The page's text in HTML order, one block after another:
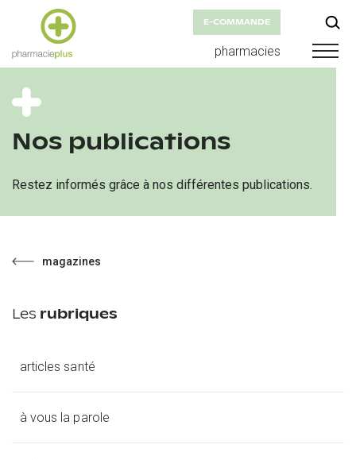
E-COMMANDE
pharmacies
Nos publications
Restez informés grâce à nos différentes publications.
magazines
Les rubriques
articles santé
à vous la parole